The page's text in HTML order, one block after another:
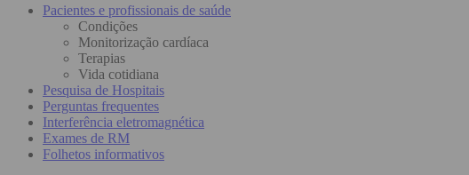
Pacientes e profissionais de saúde
Condições
Monitorização cardíaca
Terapias
Vida cotidiana
Pesquisa de Hospitais
Perguntas frequentes
Interferência eletromagnética
Exames de RM
Folhetos informativos